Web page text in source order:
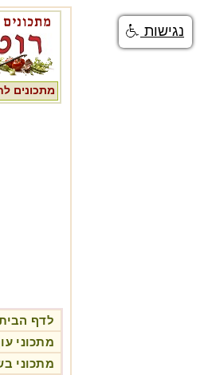
מתכונים
לדף
מתכוני
מתכוני
נגישות